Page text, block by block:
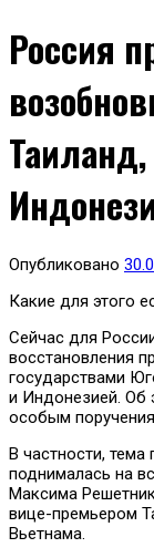
Россия
Опубликовано
Какие для этого
Сейчас для
восстановления
государствами
и Индонезией. Об
особым
В частности,
поднималась на
Максима
вице-премьером
Вьетнама.